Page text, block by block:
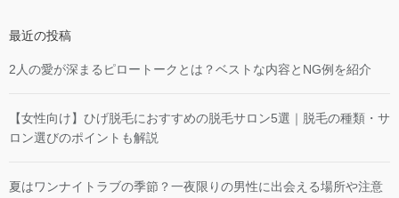
最近の投稿
2人の愛が深まるピロートークとは？ベストな内容とNG例を紹介
【女性向け】ひげ脱毛におすすめの脱毛サロン5選｜脱毛の種類・サ
ロン選びのポイントも解説
夏はワンナイトラブの季節？一夜限りの男性に出会える場所や注意